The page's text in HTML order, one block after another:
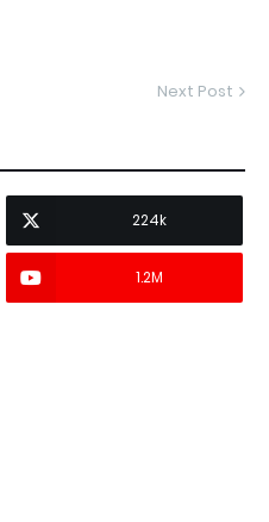
Next Post
224k
1.2M